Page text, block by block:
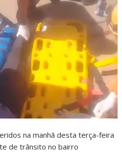
na manhã desta terça-feira
de trânsito no bairro